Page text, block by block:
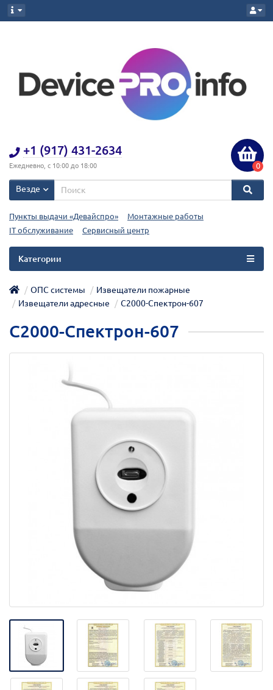
+1 (917) 431-2634
Ежедневно, с 10:00 до 18:00 0
Везде
Пункты выдачи «Девайспро»
Монтажные работы
IT обслуживание
Сервисный центр
Категории
ОПС системы
Извещатели пожарные
Извещатели адресные
С2000-Спектрон-607
С2000-Спектрон-607